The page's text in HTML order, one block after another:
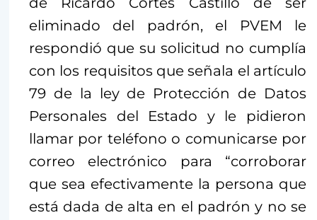
eliminado del padrón, el PVEM le
respondió que su solicitud no cumplía
con los requisitos que señala el artículo
79 de la ley de Protección de Datos
Personales del Estado y le pidieron
llamar por teléfono o comunicarse por
correo electrónico para “corroborar
que sea efectivamente la persona que
está dada de alta en el padrón y no se